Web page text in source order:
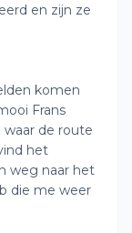
en zijn ze
komen
Frans
de route
het
weg naar het
die me weer